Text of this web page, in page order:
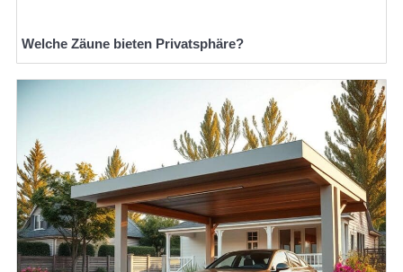
Welche Zäune bieten Privatsphäre?